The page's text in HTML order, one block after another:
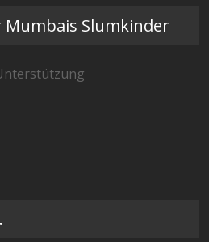
Mumbais Slumkinder